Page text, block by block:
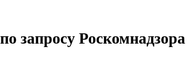
запросу Роскомнадзора